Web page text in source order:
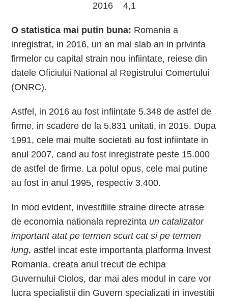
2016 4,1
O statistica mai putin buna: Romania a
inregistrat, in 2016, un an mai slab an in privinta
firmelor cu capital strain nou infiintate, reiese din
datele Oficiului National al Registrului Comertului
(ONRC).
Astfel, in 2016 au fost infiintate 5.348 de astfel de
firme, in scadere de la 5.831 unitati, in 2015. Dupa
1991, cele mai multe societati au fost infiintate in
anul 2007, cand au fost inregistrate peste 15.000
de astfel de firme. La polul opus, cele mai putine
au fost in anul 1995, respectiv 3.400.
In mod evident, investitiile straine directe atrase
de economia nationala reprezintaun catalizator
important atat pe termen scurt cat si pe termen
lung, astfel incat este importanta platforma Invest
Romania, creata anul trecut de echipa
Guvernului Ciolos, dar mai ales modul in care vor
lucra specialistii din Guvern specializati in investitii